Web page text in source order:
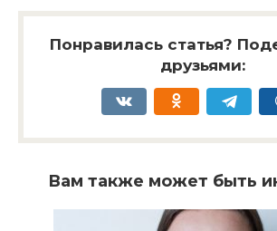
Понравилась статья?
друзьями:
Вам также может быть